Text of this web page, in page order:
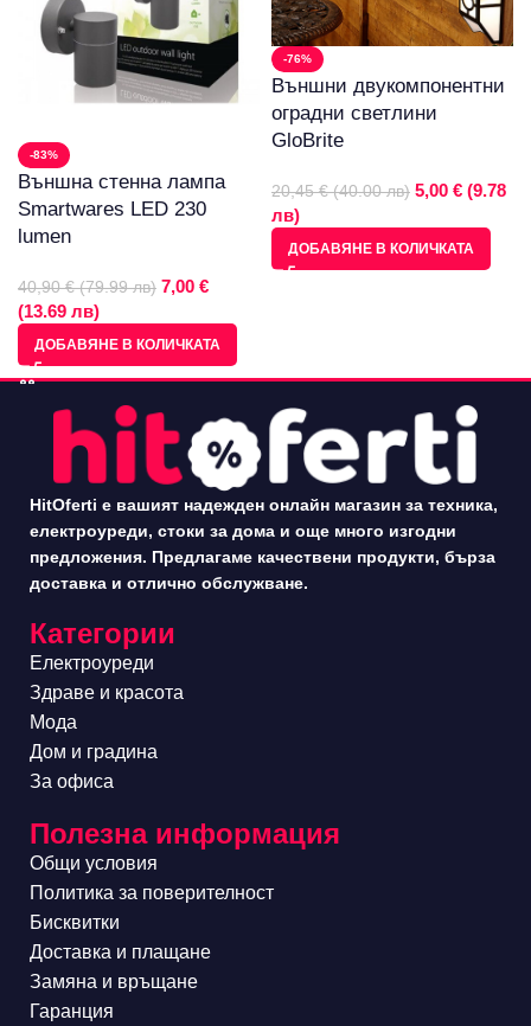
-83%
Външна стенна лампа
Smartwares LED 230
lumen
40,90 € (79.99 лв) 7,00 €
(13.69 лв)
ДОБАВЯНЕ В КОЛИЧКАТА
-76%
Външни двукомпонентни
оградни светлини
GloBrite
20,45 € (40.00 лв) 5,00 € (9.78
лв)
ДОБАВЯНЕ В КОЛИЧКАТА
HitOferti е вашият надежден онлайн магазин за техника,
електроуреди, стоки за дома и още много изгодни
предложения. Предлагаме качествени продукти, бърза
доставка и отлично обслужване.
Категории
Електроуреди
Здраве и красота
Мода
Дом и градина
За офиса
Полезна информация
Общи условия
Политика за поверителност
Бисквитки
Доставка и плащане
Замяна и връщане
Гаранция